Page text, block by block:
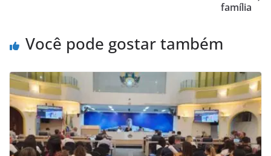
família
Você pode gostar também